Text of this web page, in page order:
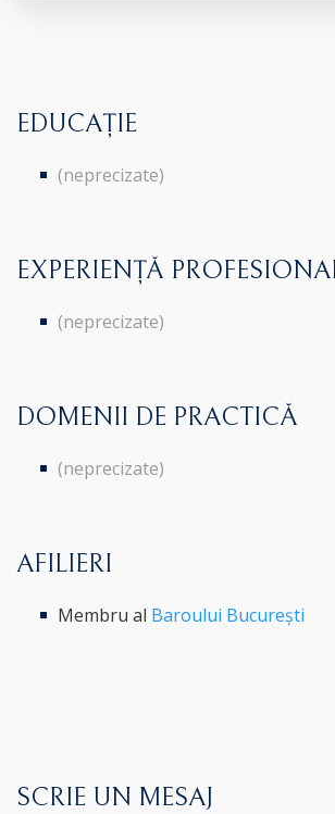
EDUCAȚIE
(neprecizate)
EXPERIENȚĂ
(neprecizate)
DOMENII DE PRACTICĂ
(neprecizate)
AFILIERI
Membru al Baroului București
SCRIE UN MESAJ